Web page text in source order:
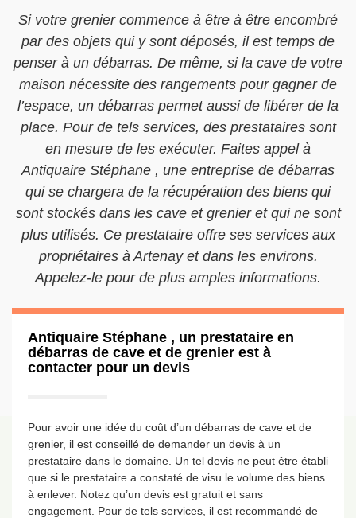
Si votre grenier commence à être à être encombré
par des objets qui y sont déposés, il est temps de
penser à un débarras. De même, si la cave de votre
maison nécessite des rangements pour gagner de
l’espace, un débarras permet aussi de libérer de la
place. Pour de tels services, des prestataires sont
en mesure de les exécuter. Faites appel à
Antiquaire Stéphane , une entreprise de débarras
qui se chargera de la récupération des biens qui
sont stockés dans les cave et grenier et qui ne sont
plus utilisés. Ce prestataire offre ses services aux
propriétaires à Artenay et dans les environs.
Appelez-le pour de plus amples informations.
Antiquaire Stéphane , un prestataire en
débarras de cave et de grenier est à
contacter pour un devis
Pour avoir une idée du coût d’un débarras de cave et de
grenier, il est conseillé de demander un devis à un
prestataire dans le domaine. Un tel devis ne peut être établi
que si le prestataire a constaté de visu le volume des biens
à enlever. Notez qu’un devis est gratuit et sans
engagement. Pour de tels services, il est recommandé de